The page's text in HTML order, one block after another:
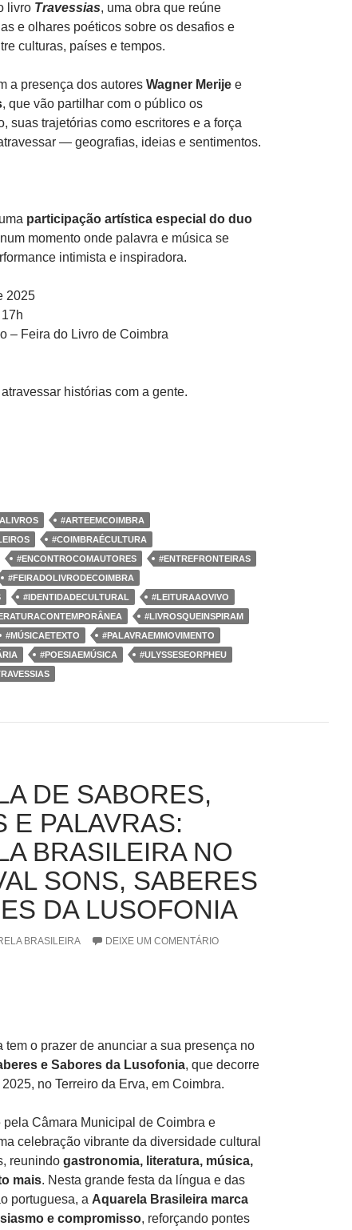
livro Travessias, uma obra que reúne
e olhares poéticos sobre os desafios e
culturas, países e tempos.
a presença dos autores Wagner Merije e
, que vão partilhar com o público os
suas trajetórias como escritores e a força
— geografias, ideias e sentimentos.
participação artística especial do duo
momento onde palavra e música se
intimista e inspiradora.
2025
– Feira do Livro de Coimbra
histórias com a gente.
#ARTEEMCOIMBRA
#COIMBRAÉCULTURA
#ENCONTROCOMAUTORES
#ENTREFRONTEIRAS
#FEIRADOLIVRODECOIMBRA
#IDENTIDADECULTURAL
#LEITURAAOVIVO
#LIVROSQUEINSPIRAM
#MÚSICAETEXTO
#PALAVRAEMMOVIMENTO
#POESIAEMÚSICA
#ULYSSESEORPHEU
DE SABORES,
E PALAVRAS:
BRASILEIRA NO
SONS, SABERES
DA LUSOFONIA
BRASILEIRA DEIXE UM COMENTÁRIO
tem o prazer de anunciar a sua presença no
e Sabores da Lusofonia, que decorre
no Terreiro da Erva, em Coimbra.
pela Câmara Municipal de Coimbra e
celebração vibrante da diversidade cultural
reunindo gastronomia, literatura, música,
mais. Nesta grande festa da língua e das
portuguesa, a Aquarela Brasileira marca
e compromisso, reforçando pontes